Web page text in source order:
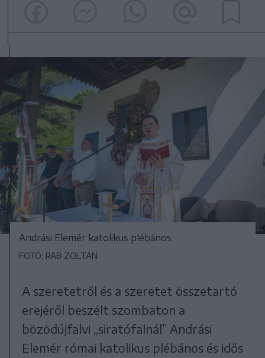
Andrási Elemér katolikus plébános
FOTÓ: RAB ZOLTÁN
A szeretetről és a szeretet összetartó
erejéről beszélt szombaton a
bözödújfalvi „siratófalnál” Andrási
Elemér római katolikus plébános és idős